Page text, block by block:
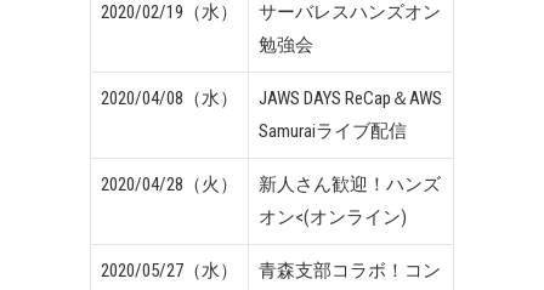
2020/02/19（水）
サーバレスハンズオン
勉強会
2020/04/08（水）
JAWS DAYS ReCap＆AWS
Samuraiライブ配信
2020/04/28（火）
新人さん歓迎！ハンズ
オン<(オンライン)
2020/05/27（水）
青森支部コラボ！コン